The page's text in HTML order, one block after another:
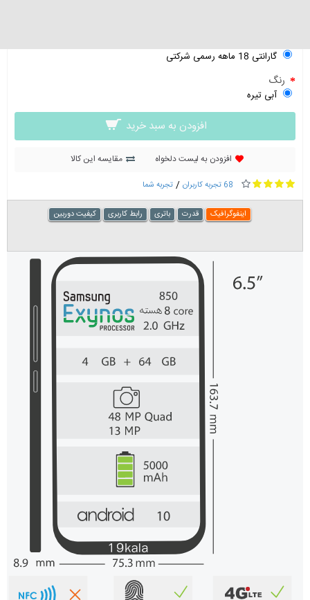
گارانتی 18 ماهه رسمی شرکتی
رنگ
آبی تیره
افزودن به سبد خرید
افزودن به لیست دلخواه مقایسه این کالا
68 تجربه کاربران / تجربه شما
اینفوگرافیک قدرت باتری رابط کاربری کیفیت دوربین